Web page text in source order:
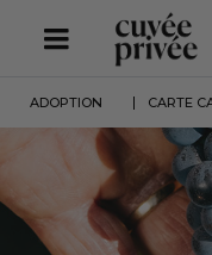
contenu
ADOPTION CARTE